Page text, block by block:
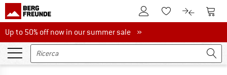
Al conto clienteAlla lista
Al Al
Up to 50% off now in our summer sale
Up to 50% off now in our summer sale »